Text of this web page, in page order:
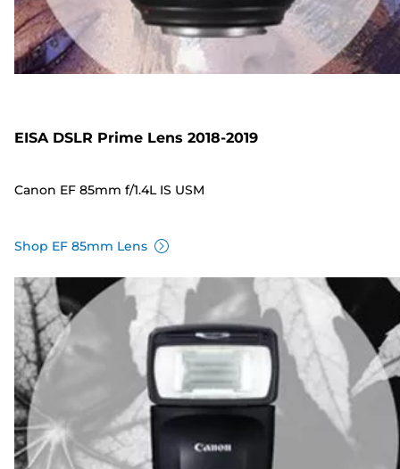
EISA DSLR Prime Lens 2018-2019
Canon EF 85mm f/1.4L IS USM
Shop EF 85mm Lens